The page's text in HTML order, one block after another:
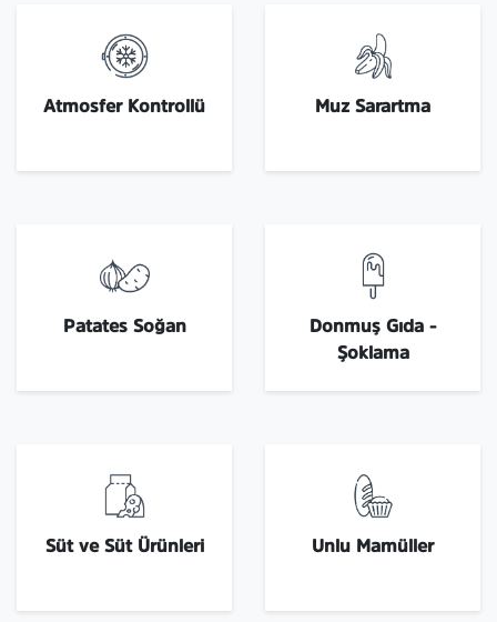
Atmosfer Kontrollü Muz Sarartma
Patates Soğan
Donmuş Gıda -
Şoklama
Süt ve Süt Ürünleri Unlu Mamüller